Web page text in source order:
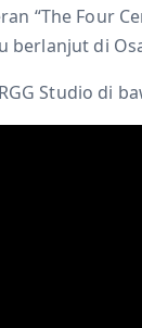
“The Four
berlanjut di
Studio di